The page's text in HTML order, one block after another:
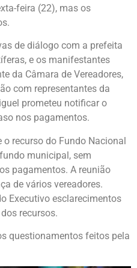
feira (22), mas os
de diálogo com a prefeita
e os manifestantes
da Câmara de Vereadores,
com representantes da
prometeu notificar o
nos pagamentos.
recurso do Fundo Nacional
municipal, sem
pagamentos. A reunião
de vários vereadores.
Executivo esclarecimentos
recursos.
questionamentos feitos pela